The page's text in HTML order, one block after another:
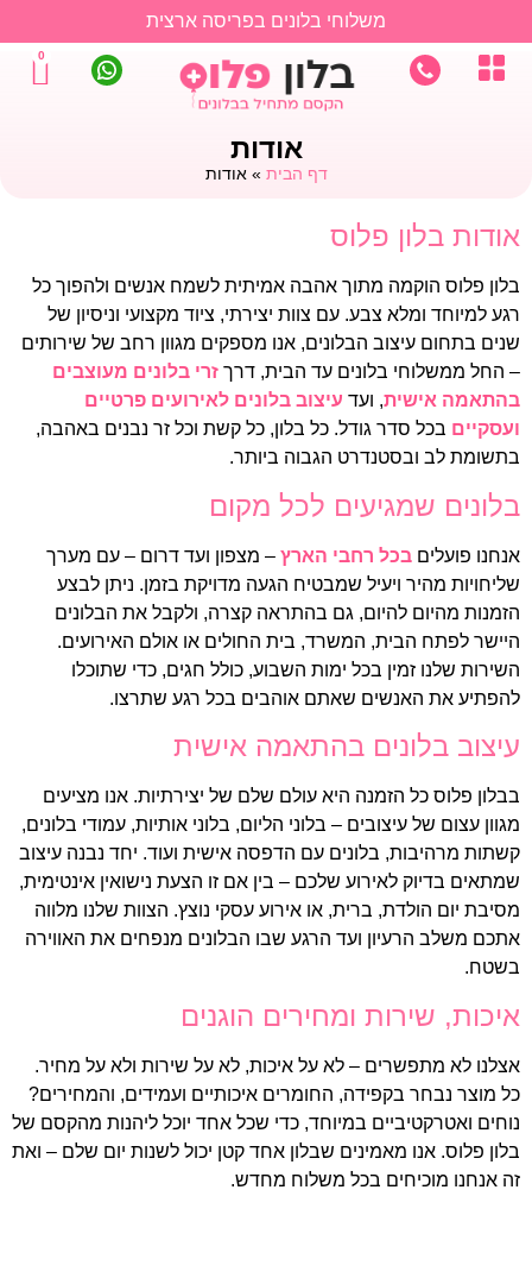
משלוחי בלונים בפריסה ארצית
0
אודות
דף הבית »אודות
אודות בלון פלוס
בלון פלוס הוקמה מתוך אהבה אמיתית לשמח אנשים ולהפוך כל
רגע למיוחד ומלא צבע. עם צוות יצירתי, ציוד מקצועי וניסיון של
שנים בתחום עיצוב הבלונים, אנו מספקים מגוון רחב של שירותים
– החל ממשלוחי בלונים עד הבית, דרך זרי בלונים מעוצבים
בהתאמה אישית, ועד עיצוב בלונים לאירועים פרטיים
ועסקיים בכל סדר גודל. כל בלון, כל קשת וכל זר נבנים באהבה,
בתשומת לב ובסטנדרט הגבוה ביותר.
בלונים שמגיעים לכל מקום
אנחנו פועלים בכל רחבי הארץ – מצפון ועד דרום – עם מערך
שליחויות מהיר ויעיל שמבטיח הגעה מדויקת בזמן. ניתן לבצע
הזמנות מהיום להיום, גם בהתראה קצרה, ולקבל את הבלונים
היישר לפתח הבית, המשרד, בית החולים או אולם האירועים.
השירות שלנו זמין בכל ימות השבוע, כולל חגים, כדי שתוכלו
להפתיע את האנשים שאתם אוהבים בכל רגע שתרצו.
עיצוב בלונים בהתאמה אישית
בבלון פלוס כל הזמנה היא עולם שלם של יצירתיות. אנו מציעים
מגוון עצום של עיצובים – בלוני הליום, בלוני אותיות, עמודי בלונים,
קשתות מרהיבות, בלונים עם הדפסה אישית ועוד. יחד נבנה עיצוב
שמתאים בדיוק לאירוע שלכם – בין אם זו הצעת נישואין אינטימית,
מסיבת יום הולדת, ברית, או אירוע עסקי נוצץ. הצוות שלנו מלווה
אתכם משלב הרעיון ועד הרגע שבו הבלונים מנפחים את האווירה
בשטח.
איכות, שירות ומחירים הוגנים
אצלנו לא מתפשרים – לא על איכות, לא על שירות ולא על מחיר.
כל מוצר נבחר בקפידה, החומרים איכותיים ועמידים, והמחירים?
נוחים ואטרקטיביים במיוחד, כדי שכל אחד יוכל ליהנות מהקסם של
בלון פלוס. אנו מאמינים שבלון אחד קטן יכול לשנות יום שלם – ואת
זה אנחנו מוכיחים בכל משלוח מחדש.